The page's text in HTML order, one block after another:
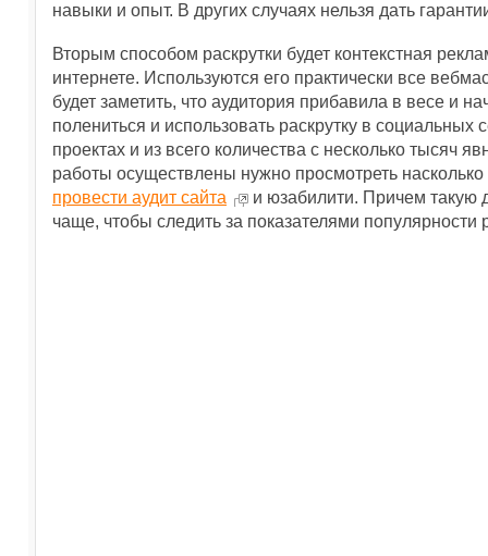
навыки и опыт. В других случаях нельзя дать
Вторым способом раскрутки будет контекстная
интернете. Используются его практически все
будет заметить, что аудитория прибавила в весе и
полениться и использовать раскрутку в
проектах и из всего количества с несколько тысяч
работы осуществлены нужно просмотреть
провести аудит сайта
и юзабилити. Причем такую
чаще, чтобы следить за показателями популярности